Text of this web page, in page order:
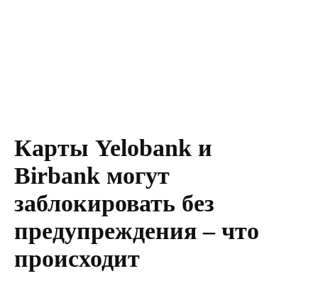
Карты Yelobank и
Birbank могут
заблокировать без
предупреждения – что
происходит